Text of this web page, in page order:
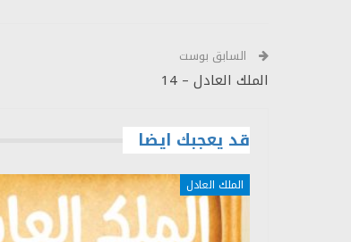
السابق بوست
الملك العادل – 14
قد يعجبك ايضا
الملك العادل